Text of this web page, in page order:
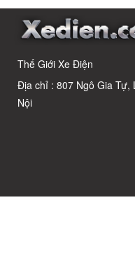
học sinh cấp 2
Cáo! 5
Quyết
Chuẩn
Thế Giới Xe Điện
Địa chỉ : 807 Ngô Gia Tự,
Nội